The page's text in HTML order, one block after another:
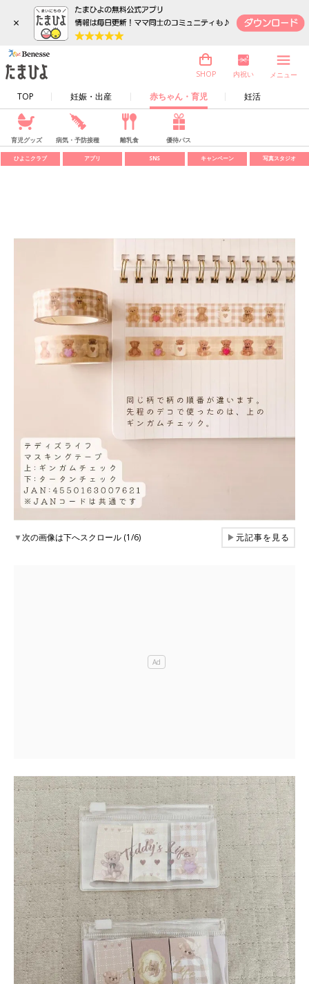
×
TOP 妊娠・出産 赤ちゃん・育児 妊活
SHOP 内祝い メニュー
育児グッズ 病気・予防接種 離乳食 優待パス
ひよこクラブ アプリ SNS キャンペーン 写真スタジオ
▼次の画像は下へスクロール (1/6) ▶元記事を見る